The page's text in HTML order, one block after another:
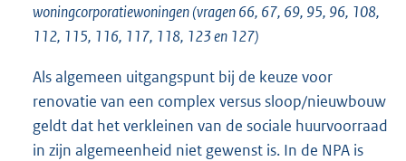
woningcorporatiewoningen (vragen 66, 67, 69, 95, 96, 108,
112, 115, 116, 117, 118, 123 en 127)
Als algemeen uitgangspunt bij de keuze voor
renovatie van een complex versus sloop/nieuwbouw
geldt dat het verkleinen van de sociale huurvoorraad
in zijn algemeenheid niet gewenst is. In de NPA is